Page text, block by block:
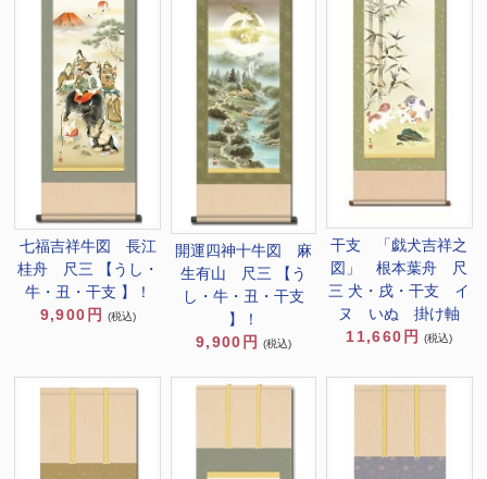
七福吉祥牛図 長江
桂舟 尺三 【うし・
牛・丑・干支 】！
9,900円
(税込)
開運四神十牛図 麻
生有山 尺三 【う
し・牛・丑・干支
】！
9,900円
(税込)
干支 「戯犬吉祥之
図」 根本葉舟 尺
三 犬・戌・干支 イ
ヌ いぬ 掛け軸
11,660円
(税込)